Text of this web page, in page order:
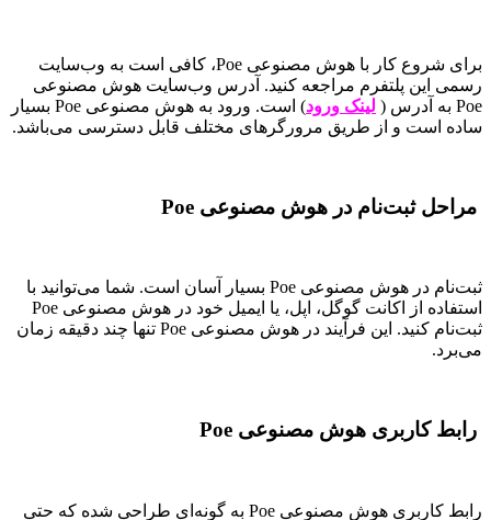
برای شروع کار با هوش مصنوعی Poe، کافی است به وب‌سایت
رسمی این پلتفرم مراجعه کنید. آدرس وب‌سایت هوش مصنوعی
Poe به آدرس (
لینک ورود
) است. ورود به هوش مصنوعی Poe بسیار
ساده است و از طریق مرورگرهای مختلف قابل دسترسی می‌باشد.
مراحل ثبت‌نام در هوش مصنوعی Poe
ثبت‌نام در هوش مصنوعی Poe بسیار آسان است. شما می‌توانید با
استفاده از اکانت گوگل، اپل، یا ایمیل خود در هوش مصنوعی Poe
ثبت‌نام کنید. این فرآیند در هوش مصنوعی Poe تنها چند دقیقه زمان
می‌برد.
رابط کاربری هوش مصنوعی Poe
رابط کاربری هوش مصنوعی Poe به گونه‌ای طراحی شده که حتی